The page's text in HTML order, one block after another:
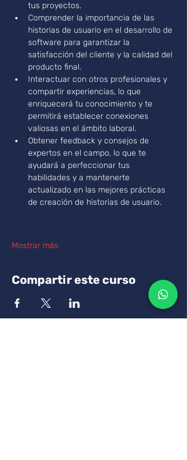
tus proyectos.
Comprender la importancia de las
historias de usuario en el desarrollo de
software para garantizar la
satisfacción del cliente y la calidad del
producto final.
Interactuar con otros profesionales y
compartir experiencias, lo que
enriquecerá tu conocimiento y te
permitirá establecer conexiones
valiosas en el ámbito laboral.
Obtener feedback y consejos de
expertos en el campo, lo que te
ayudará a perfeccionar tus
habilidades y a mantenerte
actualizado en las mejores prácticas
de creación de historias de usuario.
Mostrar más
Compartir este curso